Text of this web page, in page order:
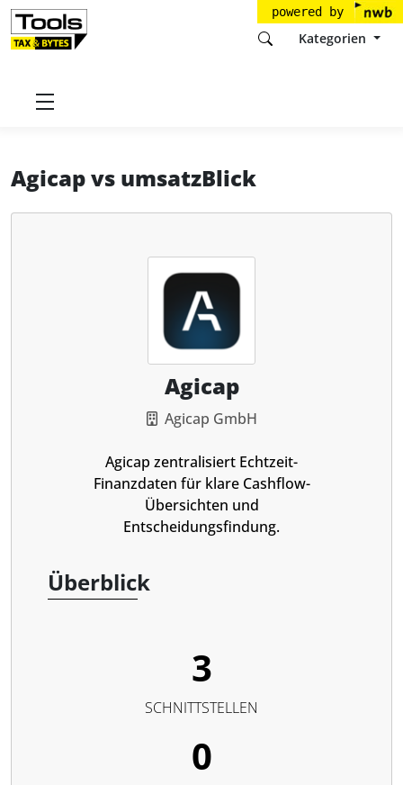
powered by
Kategorien
Startseite
Agicapvs umsatzBlick
Agicap
Agicap GmbH
Agicap zentralisiert Echtzeit-
Finanzdaten für klare Cashflow-
Übersichten und
Entscheidungsfindung.
Überblick
3
SCHNITTSTELLEN
0